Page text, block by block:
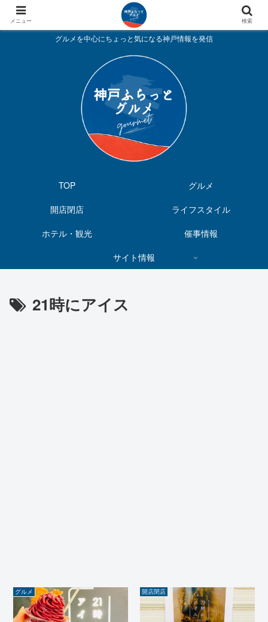
グルメを中心にちょっと気になる神戸情報を発信
TOP
グルメ
開店閉店
ライフスタイル
ホテル・観光
催事情報
サイト情報
21時にアイス
グルメ 開店閉店
メニュー 検索